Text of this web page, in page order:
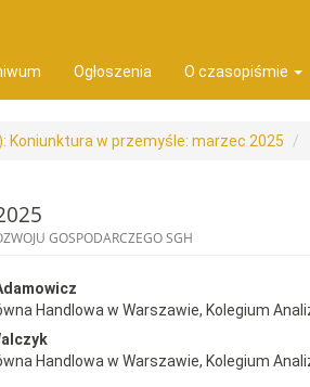
Ogłoszenia O czasopiśmie
Koniunktura w przemyśle: marzec 2025
GOSPODARCZEGO SGH
Handlowa w Warszawie, Kolegium
Handlowa w Warszawie, Kolegium